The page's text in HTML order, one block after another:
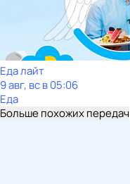
Еда лайт
9 авг, вс в 05:06
Еда
Больше похожих передач